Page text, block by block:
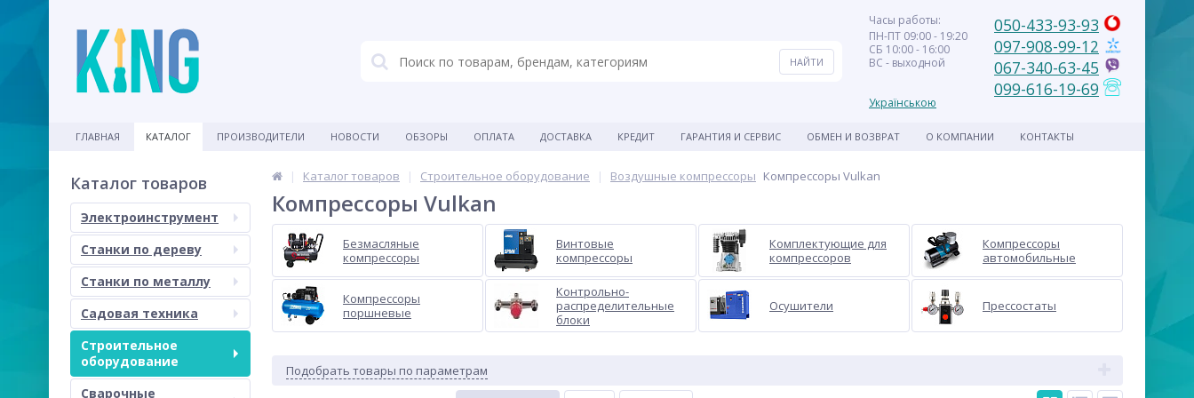
Часы работы:
ПН-ПТ 09:00 - 19:20
СБ 10:00 - 16:00
ВС - выходной
Українською
050-433-93-93
097-908-99-12
067-340-63-45
099-616-19-69
ГЛАВНАЯ КАТАЛОГ ПРОИЗВОДИТЕЛИ НОВОСТИ ОБЗОРЫ ОПЛАТА ДОСТАВКА КРЕДИТ ГАРАНТИЯ И СЕРВИС ОБМЕН И ВОЗВРАТ О КОМПАНИИ КОНТАКТЫ
Каталог товаров
Электроинструмент
Станки по дереву
Станки по металлу
Садовая техника
Строительное
оборудование
Сварочные
Каталог товаров Строительное оборудование Воздушные компрессоры Компрессоры Vulkan
Компрессоры Vulkan
Безмасляные
компрессоры
Винтовые
компрессоры
Комплектующие для
компрессоров
Компрессоры
автомобильные
Компрессоры
поршневые
Контрольно-
распределительные
блоки
Осушители Прессостаты
Подобрать товары по параметрам